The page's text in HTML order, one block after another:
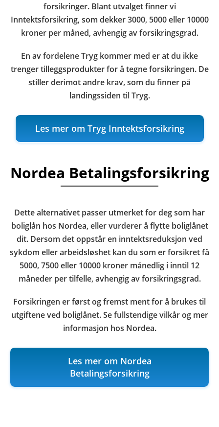
forsikringer. Blant utvalget finner vi
Inntektsforsikring, som dekker 3000, 5000 eller 10000
kroner per måned, avhengig av forsikringsgrad.
En av fordelene Tryg kommer med er at du ikke
trenger tilleggsprodukter for å tegne forsikringen. De
stiller derimot andre krav, som du finner på
landingssiden til Tryg.
Les mer om Tryg Inntektsforsikring
Nordea Betalingsforsikring
Dette alternativet passer utmerket for deg som har
boliglån hos Nordea, eller vurderer å flytte boliglånet
dit. Dersom det oppstår en inntektsreduksjon ved
sykdom eller arbeidsløshet kan du som er forsikret få
5000, 7500 eller 10000 kroner månedlig i inntil 12
måneder per tilfelle, avhengig av forsikringsgrad.
Forsikringen er først og fremst ment for å brukes til
utgiftene ved boliglånet. Se fullstendige vilkår og mer
informasjon hos Nordea.
Les mer om Nordea
Betalingsforsikring